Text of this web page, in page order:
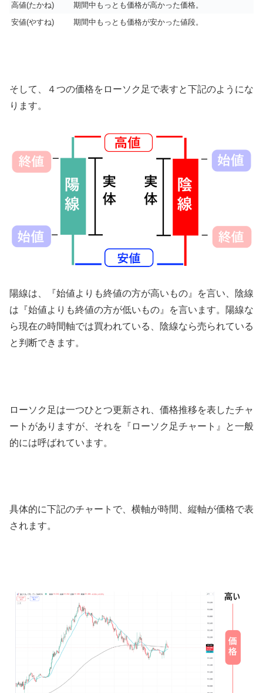
高値(たかね)
期間中もっとも価格が高かった価格。
安値(やすね) 期間中もっとも価格が安かった値段。
そして、４つの価格をローソク足で表すと下記のようにな
ります。
陽線は、『始値よりも終値の方が高いもの』を言い、陰線
は『始値よりも終値の方が低いもの』を言います。陽線な
ら現在の時間軸では買われている、陰線なら売られている
と判断できます。
ローソク足は一つひとつ更新され、価格推移を表したチャ
ートがありますが、それを『ローソク足チャート』と一般
的には呼ばれています。
具体的に下記のチャートで、横軸が時間、縦軸が価格で表
されます。